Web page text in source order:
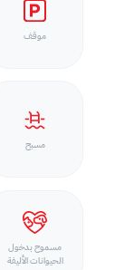
موقف
مسبح
مسموح بدخول
الحيوانات الأليفة